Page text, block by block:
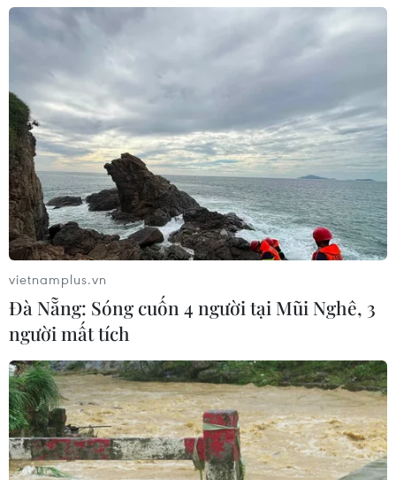
vietnamplus.vn
Đà Nẵng: Sóng cuốn 4 người tại Mũi Nghê, 3
người mất tích